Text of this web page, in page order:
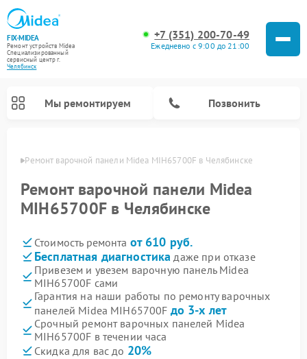
FIX-MIDEA
Ремонт устройств Midea
Специализированный
cервисный центр г.
Челябинск
+7 (351) 200-70-49
Ежедневно с 9:00 до 21:00
Мы ремонтируем Позвонить
Ремонт варочной панели Midea MIH65700F в Челябинске
Ремонт варочной панели Midea
MIH65700F в Челябинске
Стоимость ремонта от 610 руб.
Бесплатная диагностика даже при отказе
Привезем и увезем варочную панель Midea
MIH65700F сами
Гарантия на наши работы по ремонту варочных
панелей Midea MIH65700F до 3-х лет
Срочный ремонт варочных панелей Midea
MIH65700F в течении часа
Скидка для вас до 20%